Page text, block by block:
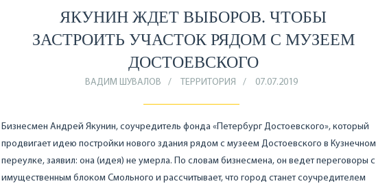
ЯКУНИН ЖДЕТ ВЫБОРОВ. ЧТОБЫ
ЗАСТРОИТЬ УЧАСТОК РЯДОМ С МУЗЕЕМ
ДОСТОЕВСКОГО
ВАДИМ ШУВАЛОВ ТЕРРИТОРИЯ 07.07.2019
Бизнесмен Андрей Якунин, соучредитель фонда «Петербург Достоевского», который
продвигает идею постройки нового здания рядом с музеем Достоевского в Кузнечном
переулке, заявил: она (идея) не умерла. По словам бизнесмена, он ведет переговоры с
имущественным блоком Смольного и рассчитывает, что город станет соучредителем